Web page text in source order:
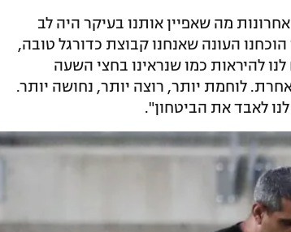
מה שאפיין אותנו בעיקר היה לב
העונה שאנחנו קבוצת כדורגל טובה,
להיראות כמו שנראינו בחצי השעה
לוחמת יותר, רוצה יותר, נחושה יותר.
לאבד את הביטחון".